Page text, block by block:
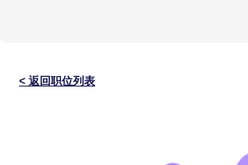
< 返回职位列表